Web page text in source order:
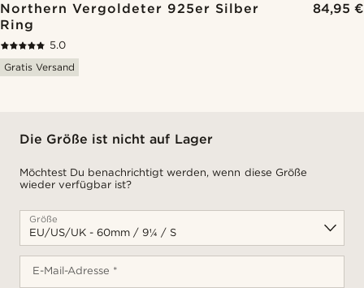
Northern Vergoldeter 925er Silber
Ring
84,95 €
5.0
Gratis Versand
Die Größe ist nicht auf Lager
Möchtest Du benachrichtigt werden, wenn diese Größe
wieder verfügbar ist?
Größe
E-Mail-Adresse *